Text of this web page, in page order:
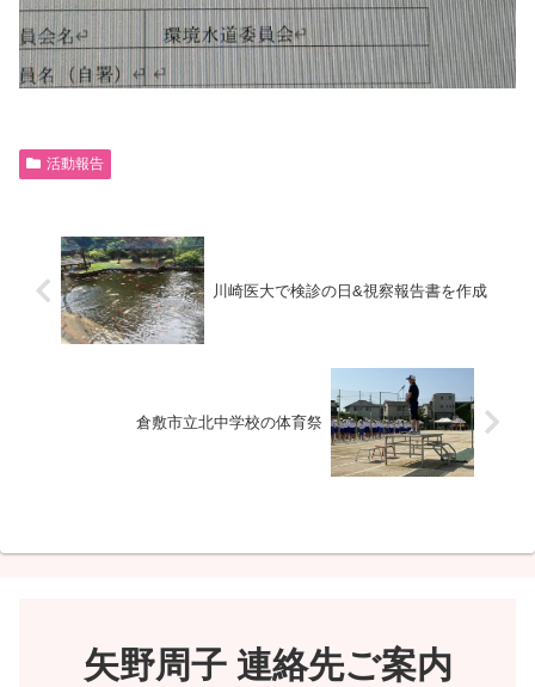
活動報告
川崎医大で検診の日&視察報告書を作成
倉敷市立北中学校の体育祭
矢野周子 連絡先ご案内